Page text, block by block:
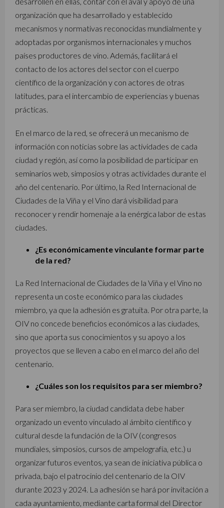
organización que ha desarrollado y establecido
mecanismos y normativas reconocidas mundialmente y
adoptadas por organismos internacionales y muchos
países productores de vino. Además, facilitará el
contacto de los actores del sector con el cuerpo
científico de la organización y con actores de otras
latitudes, para el intercambio de experiencias y buenas
prácticas.
En el marco de la red, se ofrecerá un mecanismo de
información con noticias sobre las actividades de cada
ciudad y región, así como la posibilidad de participar en
seminarios web, simposios y otras actividades durante el
año del centenario. Por último, la Red Internacional de
Ciudades de la Viña y el Vino dará visibilidad para
reconocer y rendir homenaje a la enérgica labor de estas
ciudades.
¿Es económicamente vinculante formar parte
de la red?
La Red Internacional de Ciudades de la Viña y el Vino no
representa un coste económico para las ciudades
miembro, ya que la adhesión es gratuita. Por otra parte, la
OIV no concede beneficios económicos a las ciudades,
sino que aporta sus conocimientos y su apoyo a los
proyectos que se lleven a cabo en el marco del año del
centenario.
¿Cuáles son los requisitos para ser miembro?
Para ser miembro, la ciudad candidata debe haber
organizado un evento vinculado al ámbito científico y
cultural desde la fundación de la OIV (congresos
mundiales, simposios, cursos de ampelografía, etc.) u
organizar futuros eventos, ya sean de iniciativa pública o
privada, bajo el patrocinio del centenario de la OIV
durante 2023 y 2024. La adhesión se hará por invitación a
cada ayuntamiento, mediante carta formal del Director